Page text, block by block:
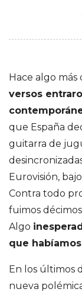
a
n
t
i
a
g
o
Hace algo más
versos
que España
guitarra de
Eurovisión,
Contra todo
fuimos
Algo
que
En los últimos
nueva